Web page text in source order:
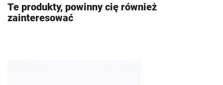
Te produkty, powinny cię również
zainteresować